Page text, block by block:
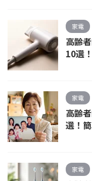
家電
高齢
10選
家電
高齢
選！
家電